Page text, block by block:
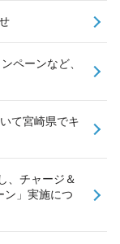
ペーンなど、
て宮崎県でキ
、チャージ＆
ン」実施につ